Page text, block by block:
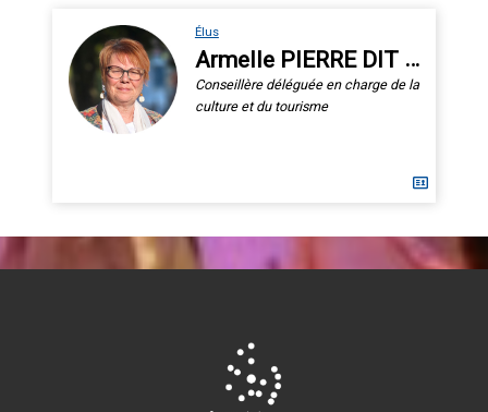
Élus
Armelle PIERRE DIT MÉRY
Conseillère déléguée en charge de la
culture et du tourisme